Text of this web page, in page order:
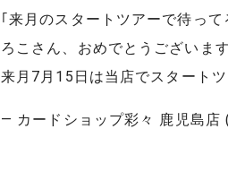
｢来月のスタートツアーで待って
ろこさん、おめでとうございます
来月7月15日は当店でスタート
— カードショップ彩々 鹿児島